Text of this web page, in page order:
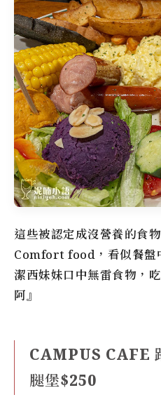
這些被認定成沒營養的食
Comfort food，看似餐盤
潔西妹妹口中無雷食物，
阿』
CAMPUS CAFE
腿堡$250